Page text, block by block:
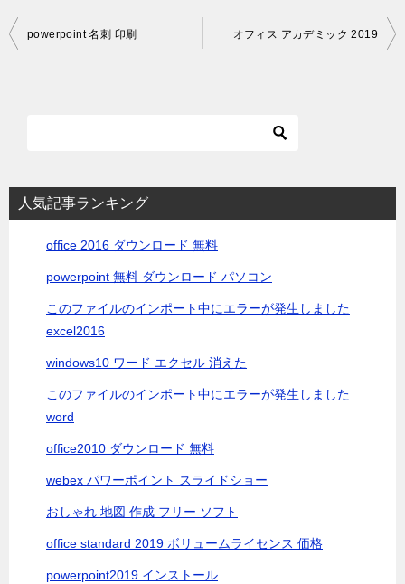
投
シ
powerpoint 名刺 印刷 オフィス アカデミック 2019
人気記事ランキング
office 2016 ダウンロード 無料
powerpoint 無料 ダウンロード パソコン
このファイルのインポート中にエラーが発生しました
excel2016
windows10 ワード エクセル 消えた
このファイルのインポート中にエラーが発生しました
word
office2010 ダウンロード 無料
webex パワーポイント スライドショー
おしゃれ 地図 作成 フリー ソフト
office standard 2019 ボリュームライセンス 価格
powerpoint2019 インストール